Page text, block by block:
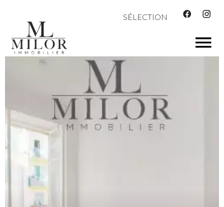
SÉLECTION